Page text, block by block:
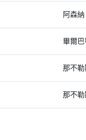
阿森納
畢爾
那不
那不